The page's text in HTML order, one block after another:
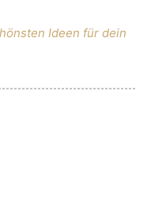
Ideen für dein